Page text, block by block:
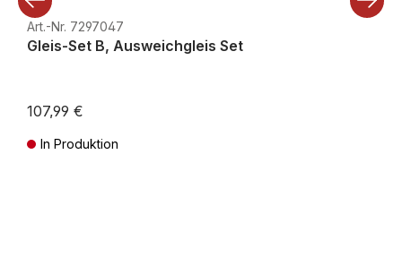
Art.-Nr. 7297047
Gleis-Set B, Ausweichgleis Set
107,99 €
In Produktion